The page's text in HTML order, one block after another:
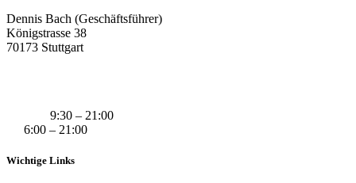
Dennis Bach (Geschäftsführer)
Königstrasse 38
70173 Stuttgart
9:30 – 21:00
6:00 – 21:00
Wichtige Links